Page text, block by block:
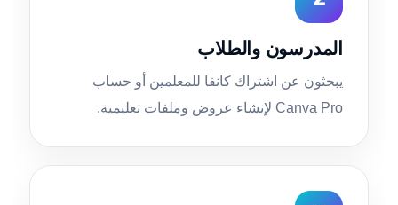
المدرسون والطلاب
يبحثون عن اشتراك كانفا للمعلمين أو حساب
Canva Pro لإنشاء عروض وملفات تعليمية.